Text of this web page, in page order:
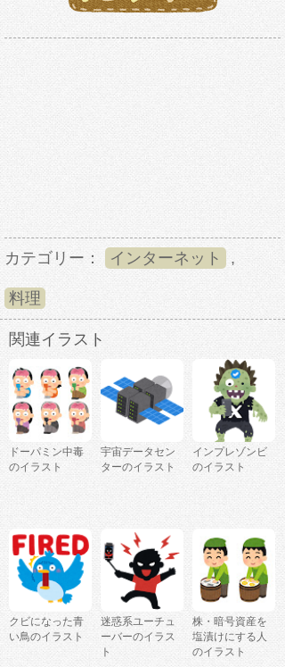
カテゴリー： インターネット ,
料理
関連イラスト
ドーパミン中毒
のイラスト
宇宙データセン
ターのイラスト
インプレゾンビ
のイラスト
クビになった青
い鳥のイラスト
迷惑系ユーチュ
ーバーのイラス
ト
株・暗号資産を
塩漬けにする人
のイラスト